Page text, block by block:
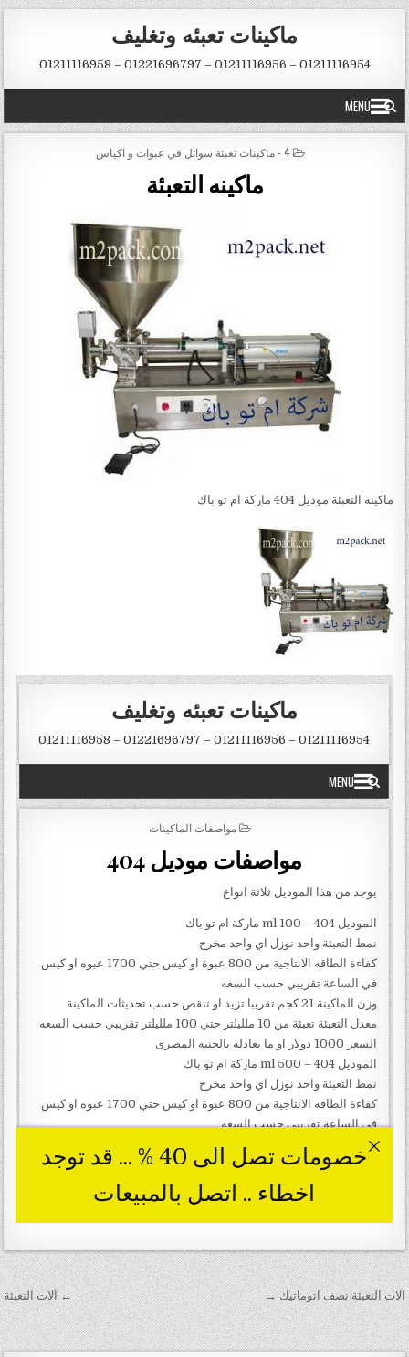
Skip to content
ماكينات تعبئه وتغليف
01211116954 – 01211116956 – 01221696797 – 01211116958
MENU
POSTED IN
4 - ماكينات تعبئة سوائل في عبوات و اكياس
ماكينه التعبئة
ماكينه التعبئة موديل 404 ماركة ام تو باك
تصفّح المقالات ← آلات التعبئة آلات التعبئة نصف اتوماتيك →